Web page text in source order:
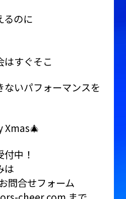
るのに
はすぐそこ
いパフォーマンスを
Xmas🎄
中！
は
問合せフォーム